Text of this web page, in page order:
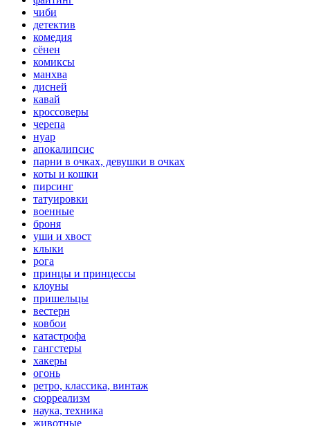
чиби
детектив
комедия
сёнен
комиксы
манхва
дисней
кавай
кроссоверы
черепа
нуар
апокалипсис
парни в очках, девушки в очках
коты и кошки
пирсинг
татуировки
военные
броня
уши и хвост
клыки
рога
принцы и принцессы
клоуны
пришельцы
вестерн
ковбои
катастрофа
гангстеры
хакеры
огонь
ретро, классика, винтаж
сюрреализм
наука, техника
животные